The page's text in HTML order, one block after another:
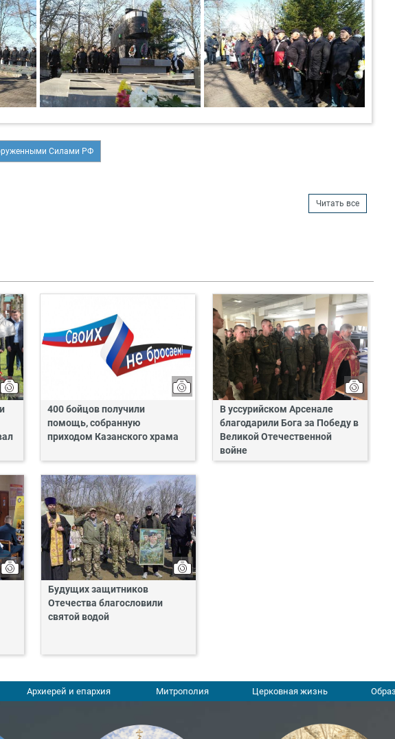
Силами РФ
Читать все
400 бойцов получили
помощь, собранную
приходом Казанского храма
В уссурийском Арсенале
благодарили Бога за Победу в
Великой Отечественной
войне
Будущих защитников
Отечества благословили
святой водой
Архиерей и епархия Митрополия Церковная жизнь